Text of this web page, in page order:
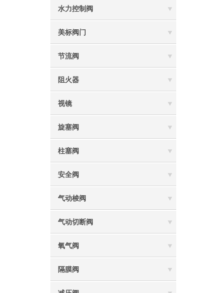
水力控制阀
美标阀门
节流阀
阻火器
视镜
旋塞阀
柱塞阀
安全阀
气动梭阀
气动切断阀
氧气阀
隔膜阀